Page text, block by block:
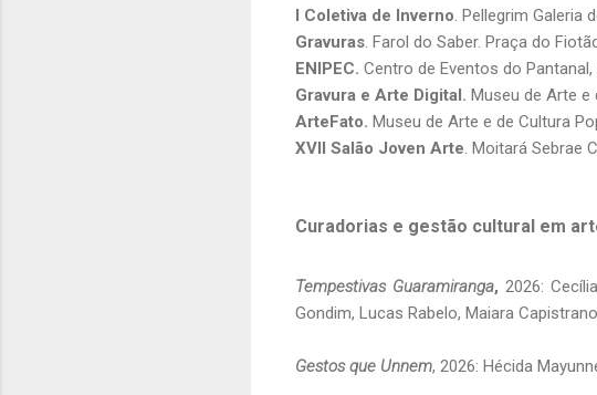
I Coletiva de Inverno . Pellegrim Galeria
Gravuras . Farol do Saber. Praça do
ENIPEC. Centro de Eventos do Pantanal,
Gravura e Arte Digital. Museu de Arte e
ArteFato. Museu de Arte e de Cultura
XVII Salão Joven Arte . Moitará Sebrae
Curadorias e gestão cultural em
Tempestivas Guaramiranga, 2026:
Gondim, Lucas Rabelo, Maiara
Gestos que Unnem, 2026: Hécida